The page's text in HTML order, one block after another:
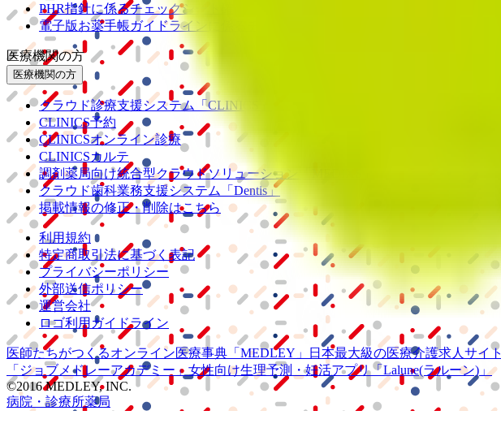
PHR指針に係るチェックシート確認結果の公表
電子版お薬手帳ガイドラインに係るチェックシート確認結果の公表
医療機関の方
医療機関の方
クラウド診療支援システム
「CLINICS」
CLINICS予約
CLINICSオンライン診療
CLINICSカルテ
調剤薬局向け統合型クラウドソリューション
クラウド歯科業務支援システム
「Dentis」
掲載情報の修正・削除はこちら
利用規約
特定商取引法に基づく表記
プライバシーポリシー
外部送信ポリシー
運営会社
ロゴ利用ガイドライン
医師たちがつくるオンライン医療事典 「MEDLEY」 日本最大級の医療介護求人サイト
「ジョブメドレーアカデミー」 女性向け生理予測・妊活アプリ「Lalune(ラルーン)」
©2016 MEDLEY, INC.
病院・診療所薬局